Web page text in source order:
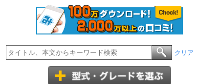
クリア